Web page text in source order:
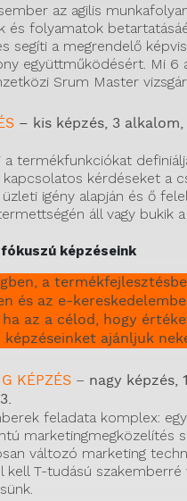
az agilis
és folyamatok
segíti a megrendelő
együttműködésért. Mi 6
Srum Master
– kis képzés, 3
a termékfunkciókat
kérdéseket a
igény alapján és ő
áll vagy bukik
képzéseink
a
és az e-
az a célod, hogy
ajánljuk
KÉPZÉS – nagy képzés,
feladata komplex:
marketingmegközelítés
változó marketing
kell T-tudású